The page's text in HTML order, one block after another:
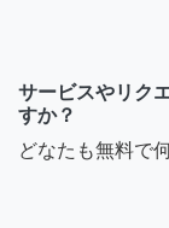
サービスやリク
すか？
どなたも無料で